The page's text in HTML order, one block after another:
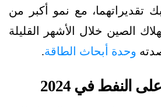
تقديراتهما، مع نمو أكبر من
الصين خلال الأشهر القليلة
وحدة أبحاث الطاقة.
النفط في 2024